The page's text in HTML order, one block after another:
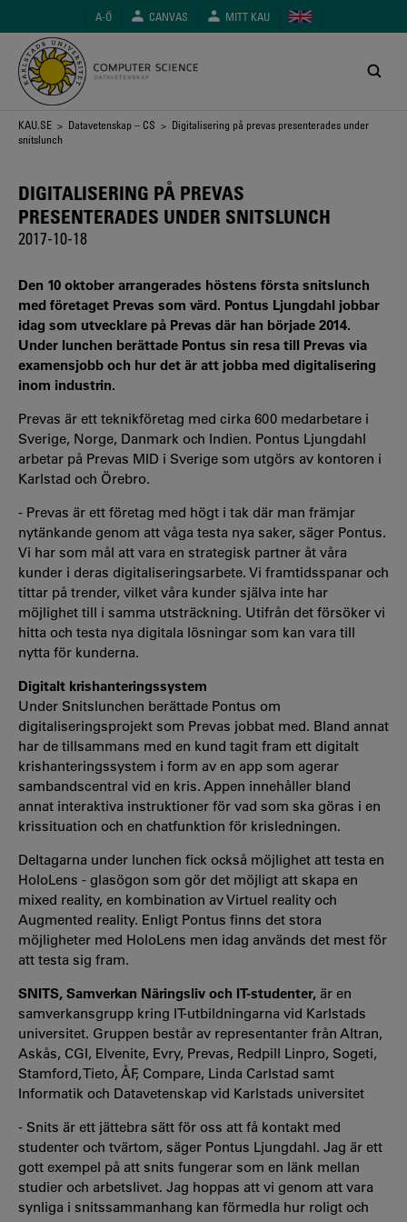
huvudinnehåll
A-Ö CANVAS MITT KAU
Länkstig
KAU.SE > Datavetenskap – CS > Digitalisering på prevas presenterades under
snitslunch
DIGITALISERING PÅ PREVAS
PRESENTERADES UNDER SNITSLUNCH
2017-10-18
Den 10 oktober arrangerades höstens första snitslunch
med företaget Prevas som värd. Pontus Ljungdahl jobbar
idag som utvecklare på Prevas där han började 2014.
Under lunchen berättade Pontus sin resa till Prevas via
examensjobb och hur det är att jobba med digitalisering
inom industrin.
Prevas är ett teknikföretag med cirka 600 medarbetare i
Sverige, Norge, Danmark och Indien. Pontus Ljungdahl
arbetar på Prevas MID i Sverige som utgörs av kontoren i
Karlstad och Örebro.
- Prevas är ett företag med högt i tak där man främjar
nytänkande genom att våga testa nya saker, säger Pontus.
Vi har som mål att vara en strategisk partner åt våra
kunder i deras digitaliseringsarbete. Vi framtidsspanar och
tittar på trender, vilket våra kunder själva inte har
möjlighet till i samma utsträckning. Utifrån det försöker vi
hitta och testa nya digitala lösningar som kan vara till
nytta för kunderna.
Digitalt krishanteringssystem
Under Snitslunchen berättade Pontus om
digitaliseringsprojekt som Prevas jobbat med. Bland annat
har de tillsammans med en kund tagit fram ett digitalt
krishanteringssystem i form av en app som agerar
sambandscentral vid en kris. Appen innehåller bland
annat interaktiva instruktioner för vad som ska göras i en
krissituation och en chatfunktion för krisledningen.
Deltagarna under lunchen fick också möjlighet att testa en
HoloLens - glasögon som gör det möjligt att skapa en
mixed reality, en kombination av Virtuel reality och
Augmented reality. Enligt Pontus finns det stora
möjligheter med HoloLens men idag används det mest för
att testa sig fram.
SNITS, Samverkan Näringsliv och IT-studenter, är en
samverkansgrupp kring IT-utbildningarna vid Karlstads
universitet. Gruppen består av representanter från Altran,
Askås, CGI, Elvenite, Evry, Prevas, Redpill Linpro, Sogeti,
Stamford, Tieto, ÅF, Compare, Linda Carlstad samt
Informatik och Datavetenskap vid Karlstads universitet
- Snits är ett jättebra sätt för oss att få kontakt med
studenter och tvärtom, säger Pontus Ljungdahl. Jag är ett
gott exempel på att snits fungerar som en länk mellan
studier och arbetslivet. Jag hoppas att vi genom att vara
synliga i snitssammanhang kan förmedla hur roligt och